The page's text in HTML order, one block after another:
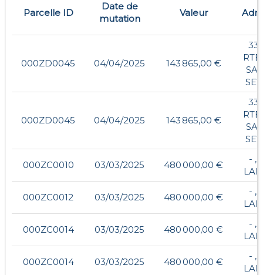
Parcelle ID
Date de
mutation
Valeur
000ZD0045 04/04/2025 143 865,00 €
000ZD0045 04/04/2025 143 865,00 €
000ZC0010 03/03/2025 480 000,00 €
- ,
000ZC0012 03/03/2025 480 000,00 €
- ,
000ZC0014 03/03/2025 480 000,00 €
- ,
000ZC0014 03/03/2025 480 000,00 €
- ,